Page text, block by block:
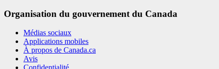
Organisation du gouvernement du Canada
Médias sociaux
Applications mobiles
À propos de Canada.ca
Avis
Confidentialité